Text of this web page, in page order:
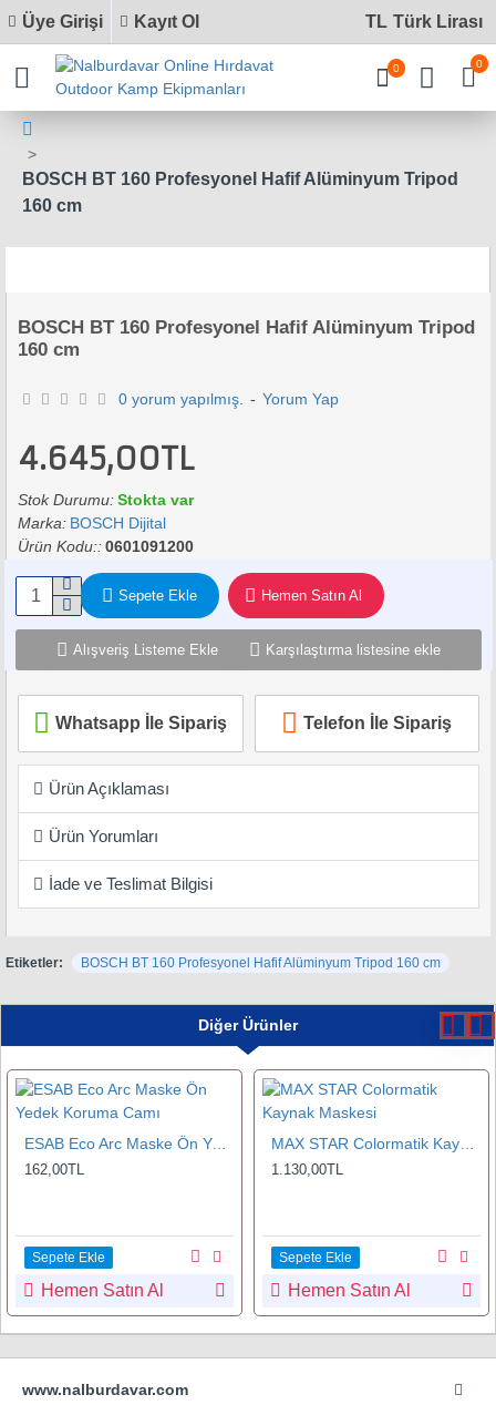
Üye Girişi Kayıt Ol TL Türk Lirası
0 0
BOSCH BT 160 Profesyonel Hafif Alüminyum Tripod
160 cm
BOSCH BT 160 Profesyonel Hafif Alüminyum Tripod
160 cm
Ürün Açıklaması
Ürün Yorumları
İade ve Teslimat Bilgisi
Whatsapp İle Sipariş Telefon İle Sipariş
0 yorum yapılmış. - Yorum Yap
4.645,00TL
Stok Durumu:Stokta var
Marka: BOSCH Dijital
Ürün Kodu::0601091200
Sepete Ekle Hemen Satın Al
Alışveriş Listeme Ekle Karşılaştırma listesine ekle
Etiketler: BOSCH BT 160 Profesyonel Hafif Alüminyum Tripod 160 cm
Diğer Ürünler
ESAB Eco Arc Maske Ön Yedek Koruma Camı
162,00TL
Sepete Ekle
Hemen Satın Al
1.130,00TL
Sepete Ekle
Hemen Satın Al
www.nalburdavar.com